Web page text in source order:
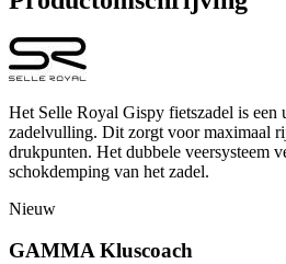
Het Selle Royal Gispy fietszadel is een
zadelvulling. Dit zorgt voor maximaal
drukpunten. Het dubbele veersysteem
schokdemping van het zadel.
Nieuw
GAMMA Kluscoach